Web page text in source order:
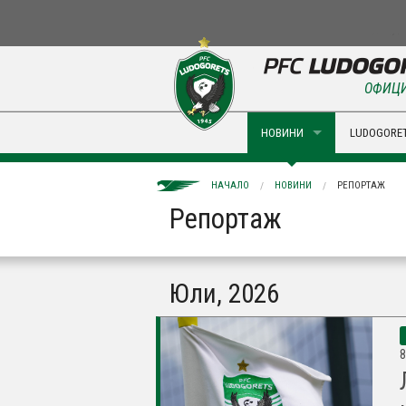
НОВИНИ
НАЧАЛО НОВИНИ РЕПОРТАЖ
Репортаж
Юли, 2026